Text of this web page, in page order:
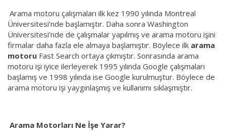
Arama motoru çalışmaları ilk kez 1990 yılında Montreal
Üniversitesi’nde başlamıştır. Daha sonra Washington
Üniversitesi’nde de çalışmalar yapılmış ve arama motoru işini
firmalar daha fazla ele almaya başlamıştır. Böylece ilk arama
motoru Fast Search ortaya çıkmıştır. Sonrasında arama
motoru işi iyice ilerleyerek 1995 yılında Google çalışmaları
başlamış ve 1998 yılında ise Google kurulmuştur. Böylece de
arama motoru işi yaygınlaşmış ve kullanımı sıklaşmıştır.
Arama Motorları Ne İşe Yarar?